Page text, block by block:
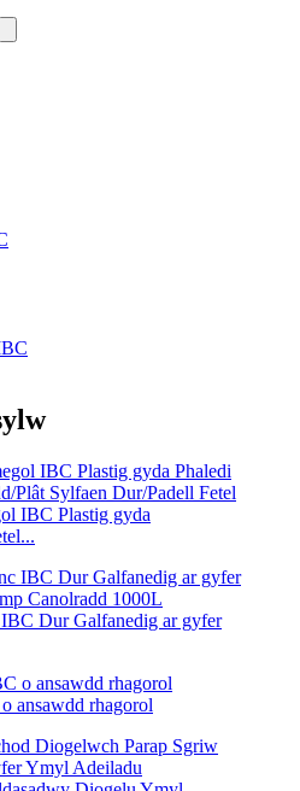
IBC Plastig gyda
Dur Galfanedig ar gyfer
ansawdd rhagorol